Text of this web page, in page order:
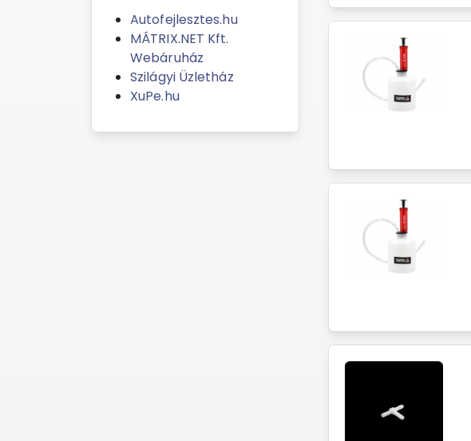
Autofejlesztes.hu
MÁTRIX.NET Kft.
Webáruház
Szilágyi Üzletház
XuPe.hu